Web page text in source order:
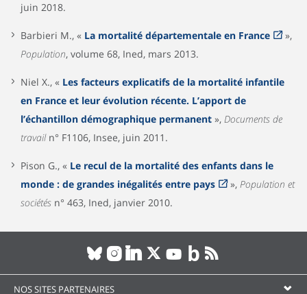
juin 2018.
Barbieri M., « La mortalité départementale en France
»,
Population, volume 68, Ined, mars 2013.
Niel X., « Les facteurs explicatifs de la mortalité infantile
en France et leur évolution récente. L’apport de
l’échantillon démographique permanent », Documents de
travailn° F1106, Insee, juin 2011.
Pison G., « Le recul de la mortalité des enfants dans le
monde : de grandes inégalités entre pays
», Population et
sociétés n° 463, Ined, janvier 2010.
NOS SITES PARTENAIRES